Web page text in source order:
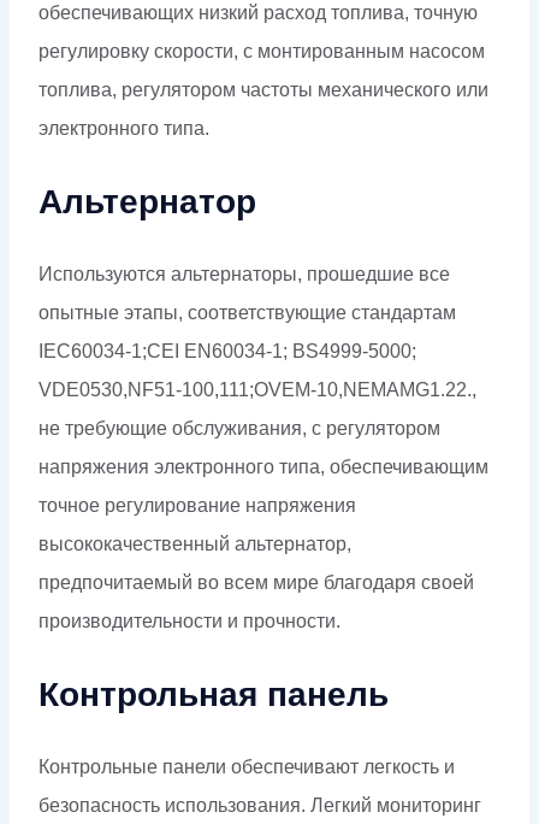
обеспечивающих низкий расход топлива, точную
регулировку скорости, с монтированным насосом
топлива, регулятором частоты механического или
электронного типа.
Альтернатор
Используются альтернаторы, прошедшие все
опытные этапы, соответствующие стандартам
IEC60034-1;CEI EN60034-1; BS4999-5000;
VDE0530,NF51-100,111;OVEM-10,NEMAMG1.22.,
не требующие обслуживания, с регулятором
напряжения электронного типа, обеспечивающим
точное регулирование напряжения
высококачественный альтернатор,
предпочитаемый во всем мире благодаря своей
производительности и прочности.
Контрольная панель
Контрольные панели обеспечивают легкость и
безопасность использования. Легкий мониторинг